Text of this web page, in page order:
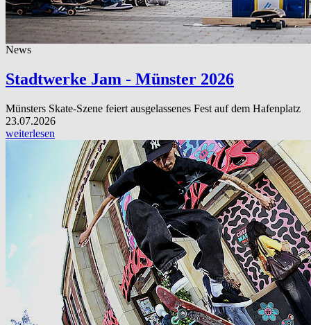
News
Stadtwerke Jam - Münster 2026
Münsters Skate-Szene feiert ausgelassenes Fest auf dem Hafenplatz
23.07.2026
weiterlesen